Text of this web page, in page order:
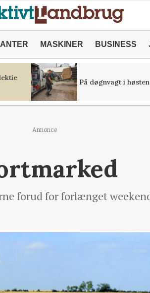
MASKINER BUSINESS
På døgnvagt i høsten
Annonce
forud for forlænget